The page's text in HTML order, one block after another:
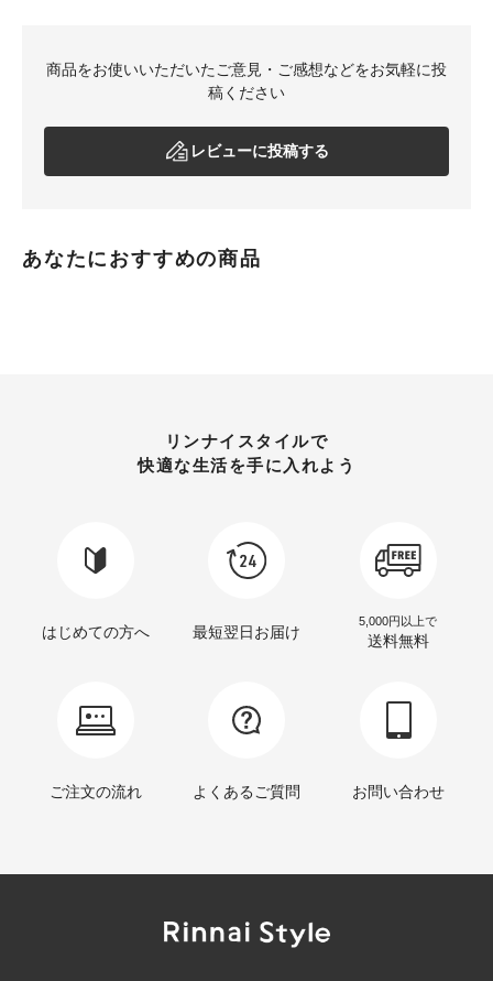
商品をお使いいただいたご意見・ご感想などをお気軽に投
稿ください
レビューに投稿する
あなたにおすすめの商品
リンナイスタイルで
快適な生活を手に入れよう
はじめての方へ 最短翌日お届け
5,000円以上で
送料無料
ご注文の流れ よくあるご質問 お問い合わせ